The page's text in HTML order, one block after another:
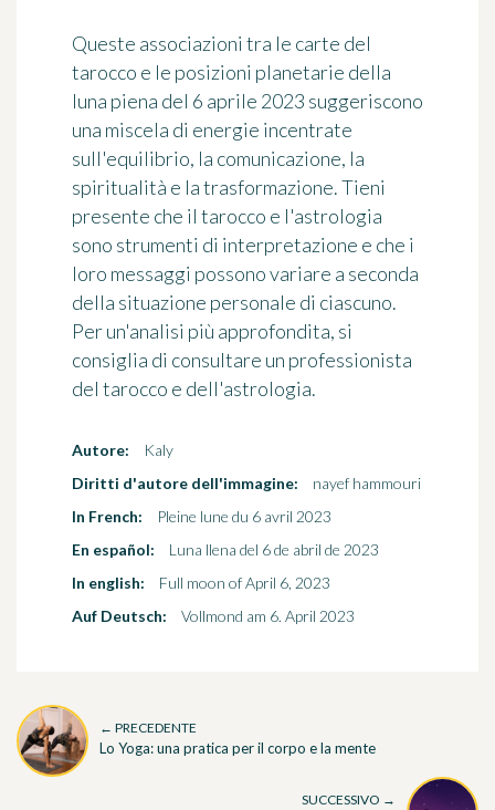
Queste associazioni tra le carte del
tarocco e le posizioni planetarie della
luna piena del 6 aprile 2023 suggeriscono
una miscela di energie incentrate
sull'equilibrio, la comunicazione, la
spiritualità e la trasformazione. Tieni
presente che il tarocco e l'astrologia
sono strumenti di interpretazione e che i
loro messaggi possono variare a seconda
della situazione personale di ciascuno.
Per un'analisi più approfondita, si
consiglia di consultare un professionista
del tarocco e dell'astrologia.
Autore:
Kaly
Diritti d'autore dell'immagine:
nayef hammouri
In French:
Pleine lune du 6 avril 2023
En español:
Luna llena del 6 de abril de 2023
In english:
Full moon of April 6, 2023
Auf Deutsch:
Vollmond am 6. April 2023
← PRECEDENTE
Lo Yoga: una pratica per il corpo e la mente
SUCCESSIVO →